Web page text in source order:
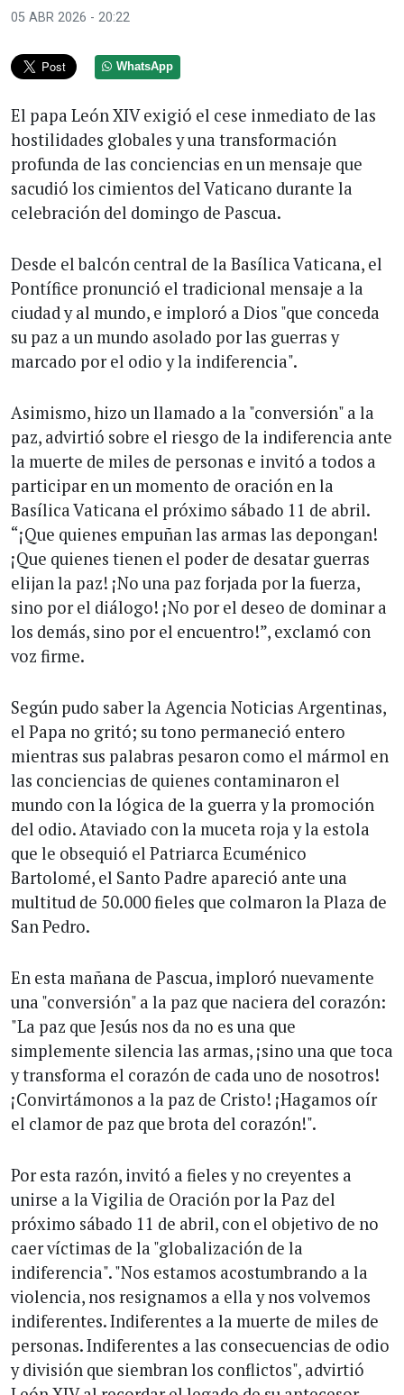
05 ABR 2026 - 20:22
WhatsApp
El papa León XIV exigió el cese inmediato de las
hostilidades globales y una transformación
profunda de las conciencias en un mensaje que
sacudió los cimientos del Vaticano durante la
celebración del domingo de Pascua.
Desde el balcón central de la Basílica Vaticana, el
Pontífice pronunció el tradicional mensaje a la
ciudad y al mundo, e imploró a Dios "que conceda
su paz a un mundo asolado por las guerras y
marcado por el odio y la indiferencia".
Asimismo, hizo un llamado a la "conversión" a la
paz, advirtió sobre el riesgo de la indiferencia ante
la muerte de miles de personas e invitó a todos a
participar en un momento de oración en la
Basílica Vaticana el próximo sábado 11 de abril.
“¡Que quienes empuñan las armas las depongan!
¡Que quienes tienen el poder de desatar guerras
elijan la paz! ¡No una paz forjada por la fuerza,
sino por el diálogo! ¡No por el deseo de dominar a
los demás, sino por el encuentro!”, exclamó con
voz firme.
Según pudo saber la Agencia Noticias Argentinas,
el Papa no gritó; su tono permaneció entero
mientras sus palabras pesaron como el mármol en
las conciencias de quienes contaminaron el
mundo con la lógica de la guerra y la promoción
del odio. Ataviado con la muceta roja y la estola
que le obsequió el Patriarca Ecuménico
Bartolomé, el Santo Padre apareció ante una
multitud de 50.000 fieles que colmaron la Plaza de
San Pedro.
En esta mañana de Pascua, imploró nuevamente
una "conversión" a la paz que naciera del corazón:
"La paz que Jesús nos da no es una que
simplemente silencia las armas, ¡sino una que toca
y transforma el corazón de cada uno de nosotros!
¡Convirtámonos a la paz de Cristo! ¡Hagamos oír
el clamor de paz que brota del corazón!".
Por esta razón, invitó a fieles y no creyentes a
unirse a la Vigilia de Oración por la Paz del
próximo sábado 11 de abril, con el objetivo de no
caer víctimas de la "globalización de la
indiferencia". "Nos estamos acostumbrando a la
violencia, nos resignamos a ella y nos volvemos
indiferentes. Indiferentes a la muerte de miles de
personas. Indiferentes a las consecuencias de odio
y división que siembran los conflictos", advirtió